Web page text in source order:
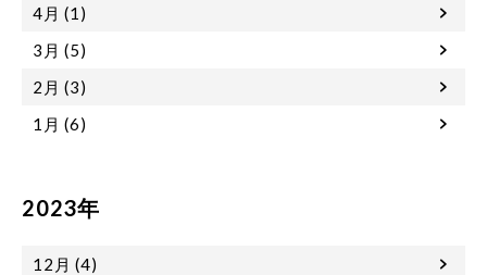
4月 (1)
3月 (5)
2月 (3)
1月 (6)
2023年
12月 (4)